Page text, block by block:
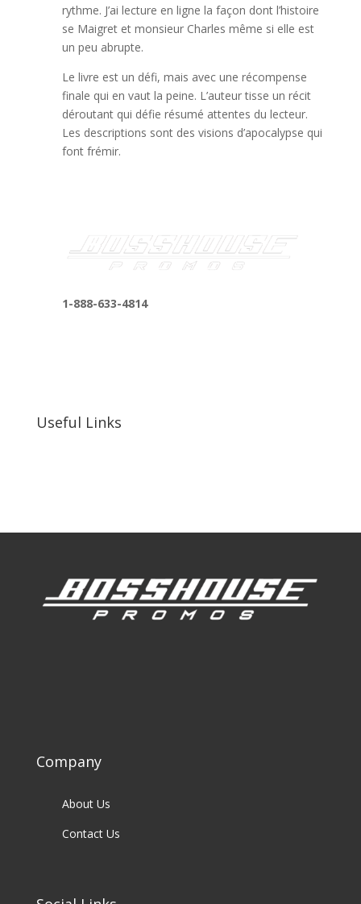
rythme. J’ai lecture en ligne la façon dont l’histoire
se Maigret et monsieur Charles même si elle est
un peu abrupte.
Le livre est un défi, mais avec une récompense
finale qui en vaut la peine. L’auteur tisse un récit
déroutant qui défie résumé attentes du lecteur.
Les descriptions sont des visions d’apocalypse qui
font frémir.
1-888-633-4814
Useful Links
Company
About Us
Contact Us